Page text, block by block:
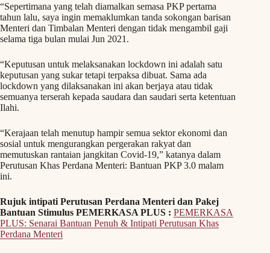
“Sepertimana yang telah diamalkan semasa PKP pertama
tahun lalu, saya ingin memaklumkan tanda sokongan barisan
Menteri dan Timbalan Menteri dengan tidak mengambil gaji
selama tiga bulan mulai Jun 2021.
“Keputusan untuk melaksanakan lockdown ini adalah satu
keputusan yang sukar tetapi terpaksa dibuat. Sama ada
lockdown yang dilaksanakan ini akan berjaya atau tidak
semuanya terserah kepada saudara dan saudari serta ketentuan
Ilahi.
“Kerajaan telah menutup hampir semua sektor ekonomi dan
sosial untuk mengurangkan pergerakan rakyat dan
memutuskan rantaian jangkitan Covid-19,” katanya dalam
Perutusan Khas Perdana Menteri: Bantuan PKP 3.0 malam
ini.
Rujuk intipati Perutusan Perdana Menteri dan Pakej
Bantuan Stimulus PEMERKASA PLUS : PEMERKASA
PLUS: Senarai Bantuan Penuh & Intipati Perutusan Khas
Perdana Menteri